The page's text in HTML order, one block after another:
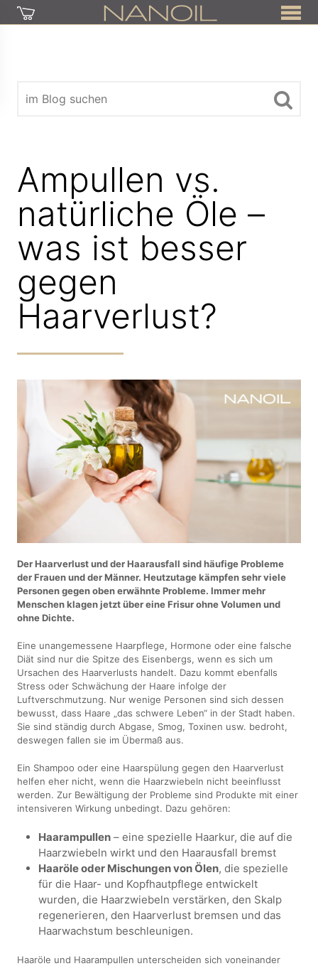
Ampullen vs.
natürliche Öle –
was ist besser
gegen
Haarverlust?
Der Haarverlust und der Haarausfall sind häufige Probleme
der Frauen und der Männer. Heutzutage kämpfen sehr viele
Personen gegen oben erwähnte Probleme. Immer mehr
Menschen klagen jetzt über eine Frisur ohne Volumen und
ohne Dichte.
Eine unangemessene Haarpflege, Hormone oder eine falsche
Diät sind nur die Spitze des Eisenbergs, wenn es sich um
Ursachen des Haarverlusts handelt. Dazu kommt ebenfalls
Stress oder Schwächung der Haare infolge der
Luftverschmutzung. Nur wenige Personen sind sich dessen
bewusst, dass Haare „das schwere Leben“ in der Stadt haben.
Sie sind ständig durch Abgase, Smog, Toxinen usw. bedroht,
deswegen fallen sie im Übermaß aus.
Ein Shampoo oder eine Haarspülung gegen den Haarverlust
helfen eher nicht, wenn die Haarzwiebeln nicht beeinflusst
werden. Zur Bewältigung der Probleme sind Produkte mit einer
intensiveren Wirkung unbedingt. Dazu gehören:
Haarampullen – eine spezielle Haarkur, die auf die
Haarzwiebeln wirkt und den Haarausfall bremst
Haaröle oder Mischungen von Ölen, die spezielle
für die Haar- und Kopfhautpflege entwickelt
wurden, die Haarzwiebeln verstärken, den Skalp
regenerieren, den Haarverlust bremsen und das
Haarwachstum beschleunigen.
Haaröle und Haarampullen unterscheiden sich voneinander